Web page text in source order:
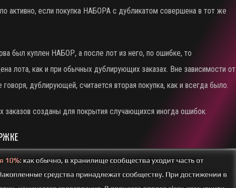
активно, если покупка НАБОРА с дубликатом совершена в тот же
был куплен НАБОР, а после лот из него, по ошибке, то
лота, как и при обычных дублирующих заказах. Вне зависимости от
дублирующей, считается вторая покупка, как и всегда было.
созданы для покрытия случающихся иногда ошибок.